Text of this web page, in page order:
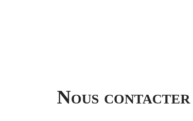
Nous contacter